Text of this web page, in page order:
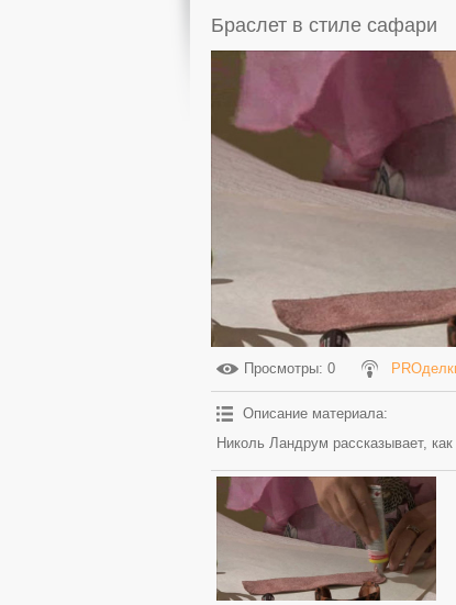
Браслет в стиле сафари
Просмотры: 0
Описание материала:
Николь Ландрум рассказывает,